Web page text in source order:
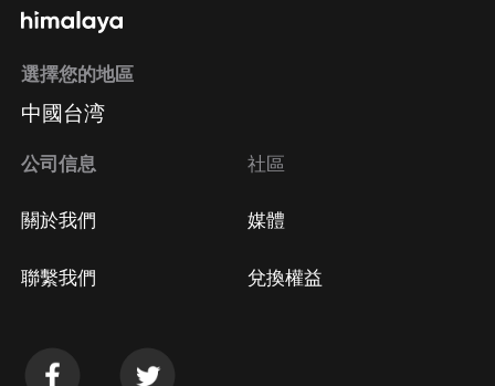
選擇您的地區
中國台湾
公司信息
關於我們
聯繫我們
社區
媒體
兌換權益